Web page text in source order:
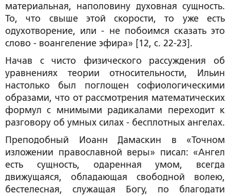
материальная, наполовину духовная сущность.
То, что свыше этой скорости, то уже есть
одухотворение, или - не побоимся сказать это
слово - воангеление эфира» [12, с. 22-23].
Начав с чисто физического рассуждения об
уравнениях теории относительности, Ильин
настолько был поглощен софиологическими
образами, что от рассмотрения математических
формул с мнимыми радикалами переходит к
разговору об умных силах - бесплотных ангелах.
Преподобный Иоанн Дамаскин в «Точном
изложении православной веры» писал: «Ангел
есть сущность, одаренная умом, всегда
движущаяся, обладающая свободной волею,
бестелесная, служащая Богу, по благодати